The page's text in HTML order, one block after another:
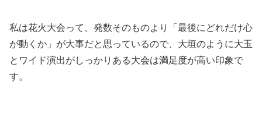
私は花火大会って、発数そのものより「最後にどれだけ心
が動くか」が大事だと思っているので、大垣のように大玉
とワイド演出がしっかりある大会は満足度が高い印象で
す。